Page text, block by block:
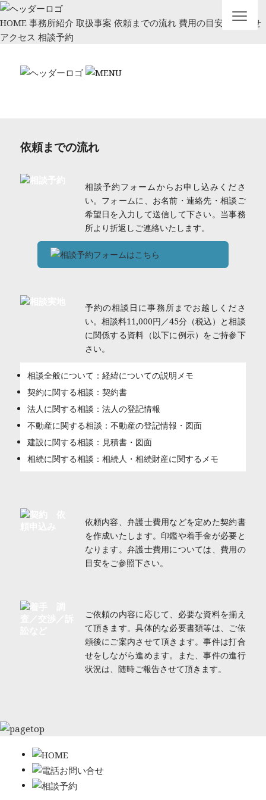
HOME 事務所紹介 取扱事案 依頼までの流れ 費用の目安
お知らせ
アクセス 相談予約
依頼までの流れ
相談予約フォームからお申し込みくださ
い。フォームに、お名前・連絡先・相談ご
希望日を入力して送信して下さい。当事務
所より折返しご連絡いたします。
予約の相談日に事務所までお越しくださ
い。相談料11,000円／45分（税込）と相談
に関係する資料（以下に例示）をご持参下
さい。
相談全般について：経緯についての説明メモ
契約に関する相談：契約書
法人に関する相談：法人の登記情報
不動産に関する相談：不動産の登記情報・図面
建設に関する相談：見積書・図面
相続に関する相談：相続人・相続財産に関するメモ
依頼内容、弁護士費用などを定めた契約書
を作成いたします。印鑑や着手金が必要と
なります。弁護士費用については、費用の
目安をご参照下さい。
ご依頼の内容に応じて、必要な資料を揃え
て頂きます。具体的な必要書類等は、ご依
頼後にご案内させて頂きます。事件は打合
せをしながら進めます。また、事件の進行
状況は、随時ご報告させて頂きます。